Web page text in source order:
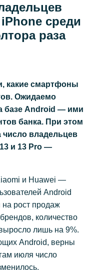
среди
раза
какие смартфоны
Ожидаемо
базе Android — ими
банка. При этом
число владельцев
и 13 Pro —
и Huawei —
Android
на рост продаж
количество
лишь на 9%.
Android, верны
июля число